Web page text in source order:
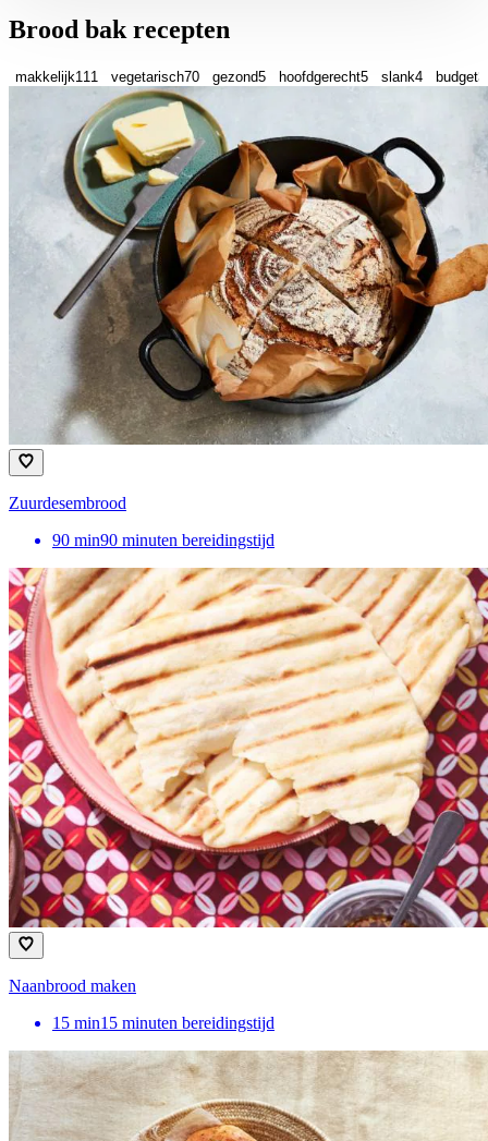
Brood bak recepten
makkelijk111 vegetarisch70 gezond5 hoofdgerecht5 slank4 budget3
Zuurdesembrood
90 min90 minuten bereidingstijd
Naanbrood maken
15 min15 minuten bereidingstijd